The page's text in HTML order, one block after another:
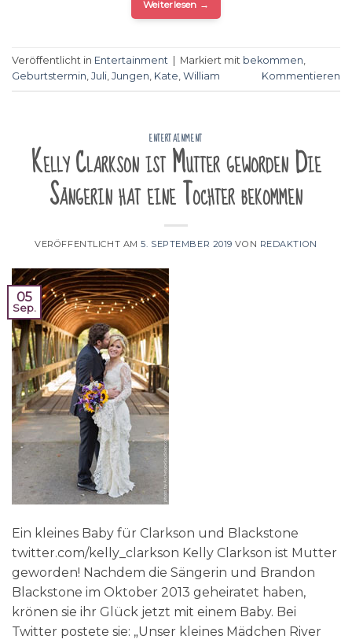
Weiterlesen →
Veröffentlicht in Entertainment Markiert mit bekommen
Geburtstermin Juli Jungen Kate William Kommentieren
ENTERTAINMENT
Kelly Clarkson ist Mutter geworden Die
Sängerin hat eine Tochter bekommen
VERÖFFENTLICHT AM5. SEPTEMBER 2019 VON REDAKTION
05
Sep.
Ein kleines Baby für Clarkson und Blackstone
twitter.com/kelly_clarkson Kelly Clarkson ist Mutter
geworden! Nachdem die Sängerin und Brandon
Blackstone im Oktober 2013 geheiratet haben,
krönen sie ihr Glück jetzt mit einem Baby. Bei
Twitter postete sie: „Unser kleines Mädchen River